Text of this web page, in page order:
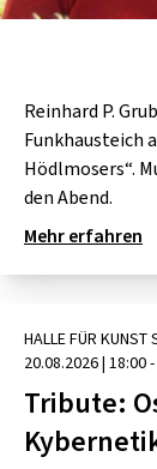
Reinhard P.
Funkhausteich
Hödlmosers“.
den Abend.
Mehr erfahren
HALLE FÜR
20.08.2026| 18:00
Tribute: